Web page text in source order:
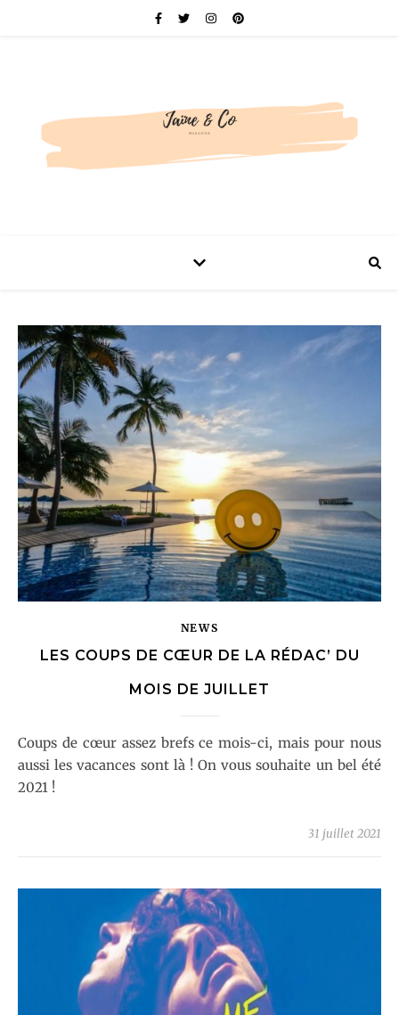
NEWS
LES COUPS DE CŒUR DE LA RÉDAC’ DU
MOIS DE JUILLET
Coups de cœur assez brefs ce mois-ci, mais pour nous
aussi les vacances sont là ! On vous souhaite un bel été
2021 !
31 juillet 2021